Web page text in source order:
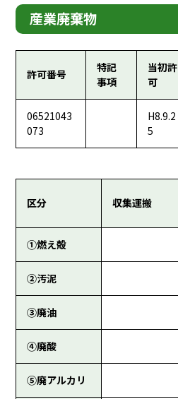
産業廃棄物
許可番号
特記
事項
当初許
可
06521043
073
H8.9.2
5
区分 収集運搬
①燃え殻
②汚泥
③廃油
④廃酸
⑤廃アルカリ